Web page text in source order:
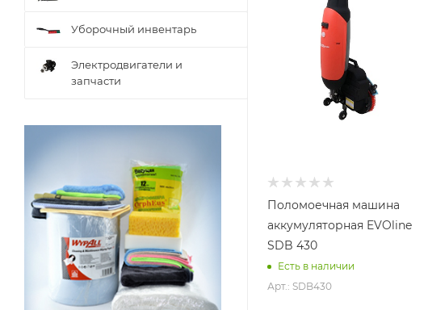
Поломоечная машина
аккумуляторная EVOline
SDB 430
Есть в наличии
Арт.: SDB430
Уборочный инвентарь
Электродвигатели и
запчасти